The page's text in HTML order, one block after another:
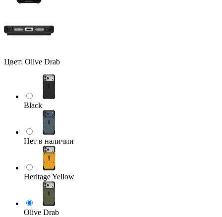
Цвет: Olive Drab
Black
Нет в наличии
Heritage Yellow
Olive Drab